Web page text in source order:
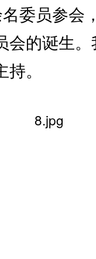
委员参会
会的诞生
。